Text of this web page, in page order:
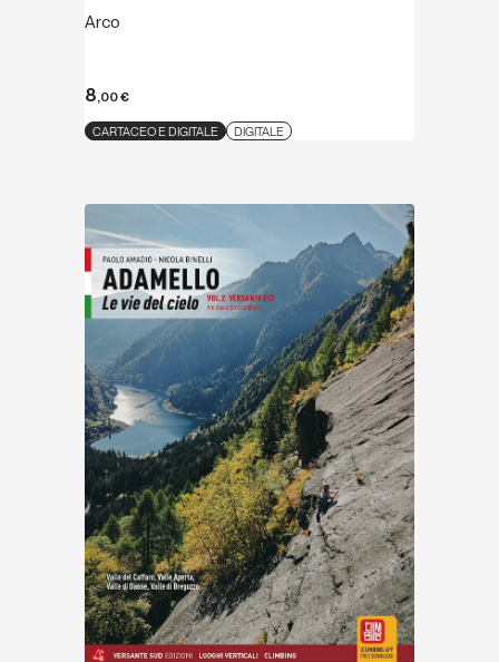
Arco
8,00€
CARTACEO E DIGITALE DIGITALE
Scopri